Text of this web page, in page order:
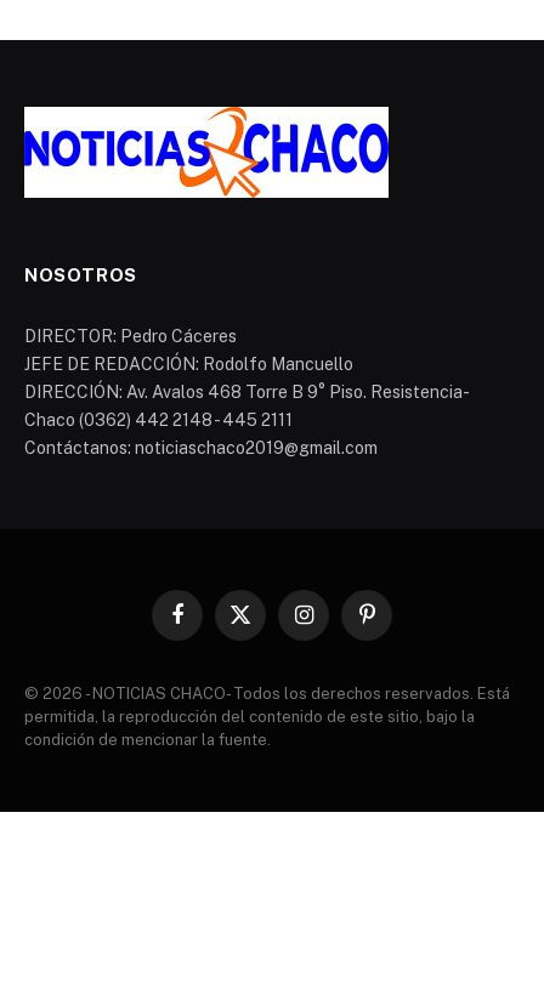
NOSOTROS
DIRECTOR: Pedro Cáceres
JEFE DE REDACCIÓN: Rodolfo Mancuello
DIRECCIÓN: Av. Avalos 468 Torre B 9° Piso. Resistencia-
Chaco (0362) 442 2148 - 445 2111
Contáctanos: noticiaschaco2019@gmail.com
Facebook
X
InstagramPinterest
© 2026 - NOTICIAS CHACO- Todos los derechos reservados. Está
permitida, la reproducción del contenido de este sitio, bajo la
condición de mencionar la fuente.